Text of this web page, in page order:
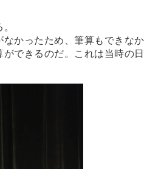
かったため、筆算もできなか
できるのだ。これは当時の日